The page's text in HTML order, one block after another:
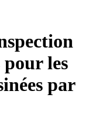
pour les
par